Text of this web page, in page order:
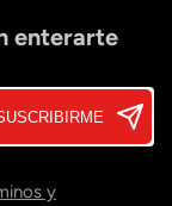
enterarte
y